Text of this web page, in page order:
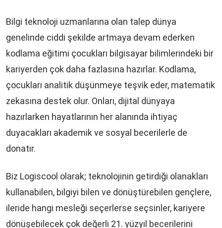
Bilgi teknoloji uzmanlarına olan talep dünya
genelinde ciddi şekilde artmaya devam ederken
kodlama eğitimi çocukları bilgisayar bilimlerindeki bir
kariyerden çok daha fazlasına hazırlar. Kodlama,
çocukları analitik düşünmeye teşvik eder, matematik
zekasına destek olur. Onları, dijital dünyaya
hazırlarken hayatlarının her alanında ihtiyaç
duyacakları akademik ve sosyal becerilerle de
donatır.
Biz Logiscool olarak; teknolojinin getirdiği olanakları
kullanabilen, bilgiyi bilen ve dönüştürebilen gençlere,
ileride hangi mesleği seçerlerse seçsinler, kariyere
dönüşebilecek çok değerli 21. yüzyıl becerilerini